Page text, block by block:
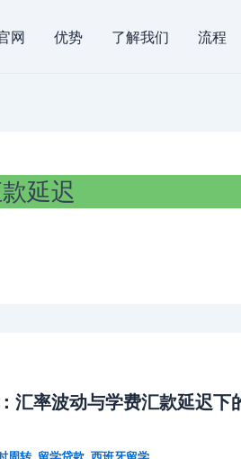
网 优势 了解我们 流程
延迟
汇率波动与学费汇款延迟下